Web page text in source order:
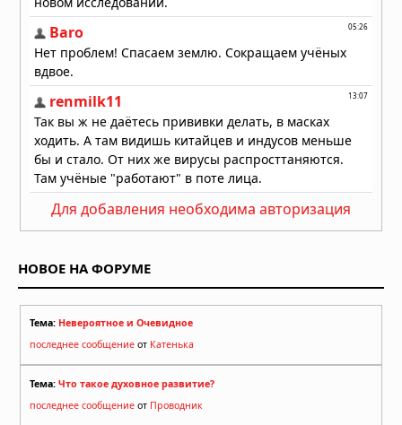
Для добавления необходима авторизация
НОВОЕ НА ФОРУМЕ
Тема: Невероятное и Очевидное
последнее сообщение от Катенька
Тема: Что такое духовное развитие?
последнее сообщение от Проводник